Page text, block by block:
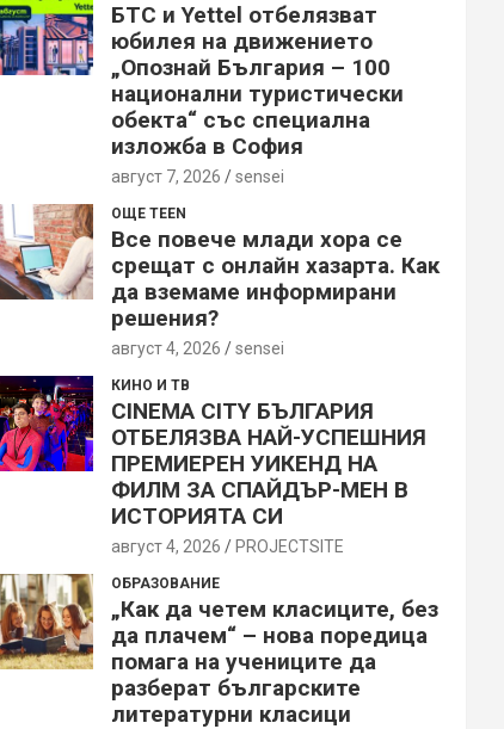
БТС и Yettel отбелязват
юбилея на движението
„Опознай България – 100
национални туристически
обекта“ със специална
изложба в София
август 7, 2026 sensei
ОЩЕ TEEN
Все повече млади хора се
срещат с онлайн хазарта. Как
да вземаме информирани
решения?
август 4, 2026 sensei
КИНО И ТВ
CINEMA CITY БЪЛГАРИЯ
ОТБЕЛЯЗВА НАЙ-УСПЕШНИЯ
ПРЕМИЕРЕН УИКЕНД НА
ФИЛМ ЗА СПАЙДЪР-МЕН В
ИСТОРИЯТА СИ
август 4, 2026 PROJECTSITЕ
ОБРАЗОВАНИЕ
„Как да четем класиците, без
да плачем“ – нова поредица
помага на учениците да
разберат българските
литературни класици